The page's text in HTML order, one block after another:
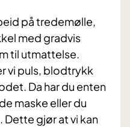
på tredemølle,
med gradvis
til utmattelse.
vi puls, blodtrykk
Da har du enten
maske eller du
gjør at vi kan